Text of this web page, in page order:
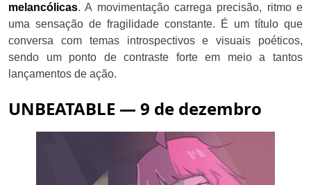
melancólicas. A movimentação carrega precisão, ritmo e
uma sensação de fragilidade constante. É um título que
conversa com temas introspectivos e visuais poéticos,
sendo um ponto de contraste forte em meio a tantos
lançamentos de ação.
UNBEATABLE — 9 de dezembro